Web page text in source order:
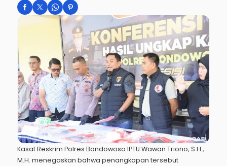
Kasat Reskrim Polres Bondowoso IPTU Wawan Triono, S.H.,
M.H. menegaskan bahwa penangkapan tersebut